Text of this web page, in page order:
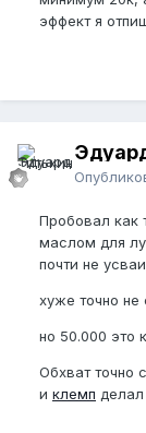
эффект я
Пробовал как
маслом для
почти не
хуже точно не
но 50.000 это
Обхват точно
и клемп делал